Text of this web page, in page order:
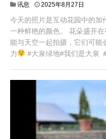
讯息 2025年8月27日
今天的照片是互动花园中的加
一种鲜艳的颜色。 花朵盛开
能与天空一起拍摄，它们可能
力
#大泉绿地#我们是大泉